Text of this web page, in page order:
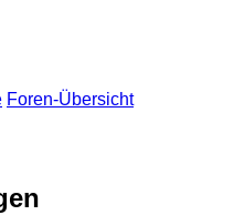
Foren-Übersicht